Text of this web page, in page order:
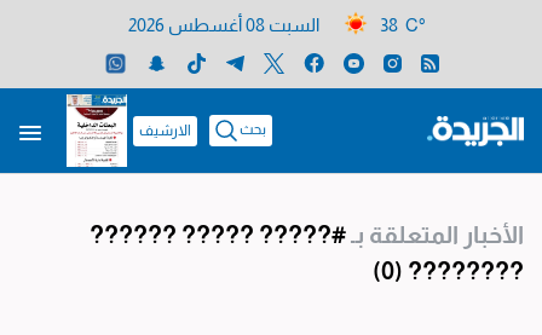
38 C° السبت 08 أغسطس 2026
بحث الارشيف
الأخبار المتعلقة بـ#????? ????? ??????
????????
(0)